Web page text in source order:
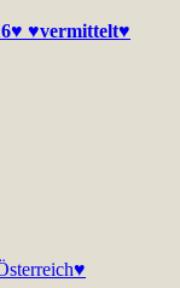
♥vermittelt♥